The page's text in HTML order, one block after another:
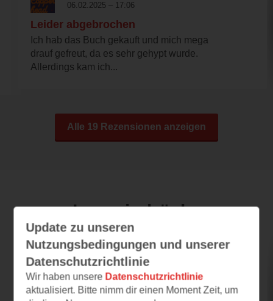
06.02.2025 – 17:06
Leider abgebrochen
Ich hab das Buch gekauft und mich mega
drauf gefreut, da es sehr gehypt wurde.
Allerdings kam ich...
Alle 19 Rezensionen anzeigen
Leseeindrücke
Leuchten am Meeresgrund
02.11.2024 – 12:44
Update zu unseren
Nutzungsbedingungen und unserer
Datenschutzrichtlinie
Wir haben unsere Datenschutzrichtlinie
aktualisiert. Bitte nimm dir einen Moment Zeit, um